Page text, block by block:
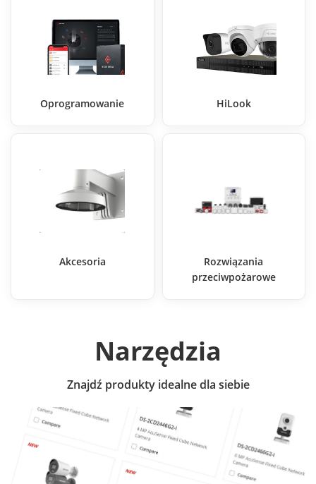
Oprogramowanie HiLook
Akcesoria
Rozwiązania
przeciwpożarowe
Narzędzia
Znajdź produkty idealne dla siebie